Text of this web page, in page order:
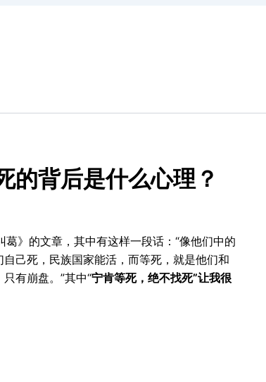
的背后是什么心理？
》的文章，其中有这样一段话：“像他们中的
己死，民族国家能活，而等死，就是他们和
有崩盘。”其中“宁肯等死，绝不找死”让我很